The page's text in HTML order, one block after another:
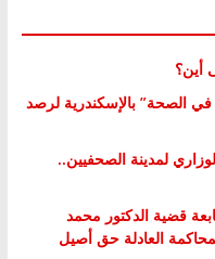
أين؟
الصحة” بالإسكندرية لرصد
لمدينة الصحفيين..
قضية الدكتور محمد
العادلة حق أصيل